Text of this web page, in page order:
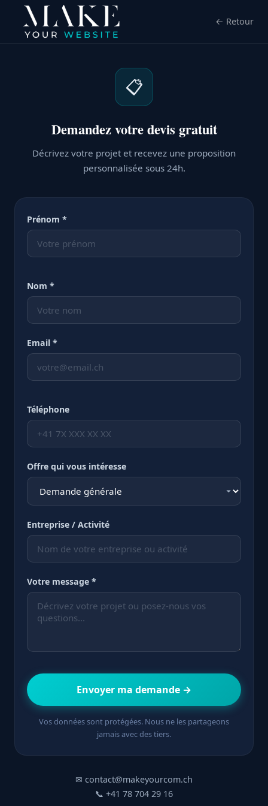
← Retour
📋
Demandez votre devis gratuit
Décrivez votre projet et recevez une proposition
personnalisée sous 24h.
Prénom *
Nom *
Email *
Téléphone
Offre qui vous intéresse
Entreprise / Activité
Votre message *
Envoyer ma demande →
Vos données sont protégées. Nous ne les partageons
jamais avec des tiers.
✉ contact@makeyourcom.ch
📞 +41 78 704 29 16